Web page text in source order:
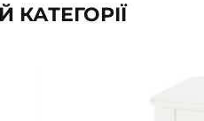
КАТЕГОРІЇ